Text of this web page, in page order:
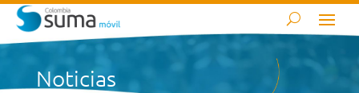
Noticias